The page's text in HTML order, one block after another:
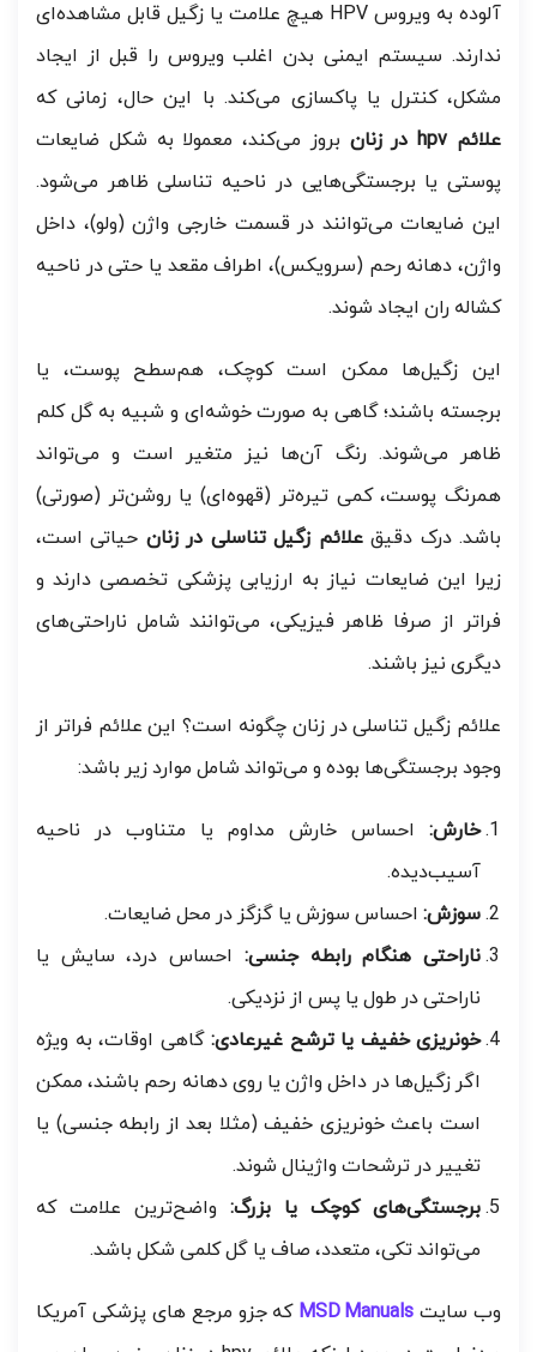
آلوده به ویروس HPV هیچ علامت یا زگیل قابل مشاهده‌ای
ندارند. سیستم ایمنی بدن اغلب ویروس را قبل از ایجاد
مشکل، کنترل یا پاکسازی می‌کند. با این حال، زمانی که
علائم hpv در زنان
بروز می‌کند، معمولا به شکل ضایعات
پوستی یا برجستگی‌هایی در ناحیه تناسلی ظاهر می‌شود.
این ضایعات می‌توانند در قسمت خارجی واژن (ولو)، داخل
واژن، دهانه رحم (سرویکس)، اطراف مقعد یا حتی در ناحیه
کشاله ران ایجاد شوند.
این زگیل‌ها ممکن است کوچک، هم‌سطح پوست، یا
برجسته باشند؛ گاهی به صورت خوشه‌ای و شبیه به گل کلم
ظاهر می‌شوند. رنگ آن‌ها نیز متغیر است و می‌تواند
همرنگ پوست، کمی تیره‌تر (قهوه‌ای) یا روشن‌تر (صورتی)
باشد. درک دقیقعلائم زگیل تناسلی در زنان حیاتی است،
زیرا این ضایعات نیاز به ارزیابی پزشکی تخصصی دارند و
فراتر از صرفا ظاهر فیزیکی، می‌توانند شامل ناراحتی‌های
دیگری نیز باشند.
علائم زگیل تناسلی در زنان چگونه است؟ این علائم فراتر از
وجود برجستگی‌ها بوده و می‌تواند شامل موارد زیر باشد:
خارش: احساس خارش مداوم یا متناوب در ناحیه
آسیب‌دیده.
سوزش: احساس سوزش یا گزگز در محل ضایعات.
ناراحتی هنگام رابطه جنسی: احساس درد، سایش یا
ناراحتی در طول یا پس از نزدیکی.
خونریزی خفیف یا ترشح غیرعادی: گاهی اوقات، به ویژه
اگر زگیل‌ها در داخل واژن یا روی دهانه رحم باشند، ممکن
است باعث خونریزی خفیف (مثلا بعد از رابطه جنسی) یا
تغییر در ترشحات واژینال شوند.
برجستگی‌های کوچک یا بزرگ: واضح‌ترین علامت که
می‌تواند تکی، متعدد، صاف یا گل کلمی شکل باشد.
وب سایت MSD Manuals که جزو مرجع های پزشکی آمریکا